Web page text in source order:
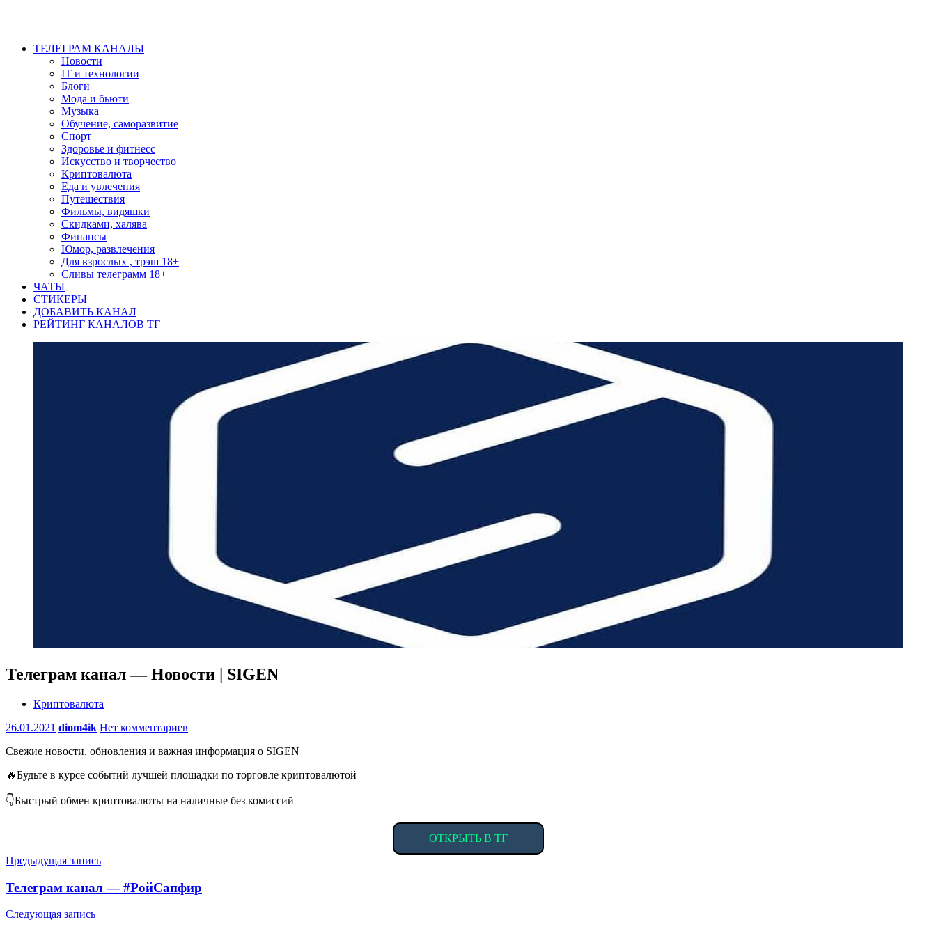
ТЕЛЕГРАМ КАНАЛЫ
Новости
IT и технологии
Блоги
Мода и бьюти
Музыка
Обучение, саморазвитие
Спорт
Здоровье и фитнесс
Искусство и творчество
Криптовалюта
Еда и увлечения
Путешествия
Фильмы, видяшки
Скидками, халява
Финансы
Юмор, развлечения
Для взрослых , трэш 18+
Сливы телеграмм 18+
ЧАТЫ
СТИКЕРЫ
ДОБАВИТЬ КАНАЛ
РЕЙТИНГ КАНАЛОВ ТГ
Телеграм канал — Новости | SIGEN
Криптовалюта
26.01.2021 diom4ik Нет комментариев
Свежие новости, обновления и важная информация о SIGEN
🔥Будьте в курсе событий лучшей площадки по торговле криптовалютой
👇Быстрый обмен криптовалюты на наличные без комиссий
ОТКРЫТЬ В ТГ
Навигация
по
записям
Предыдущая запись
Телеграм канал — #РойСапфир
Следующая запись